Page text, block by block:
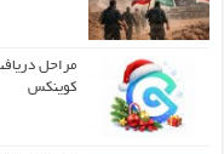
مراحل
کوینکس